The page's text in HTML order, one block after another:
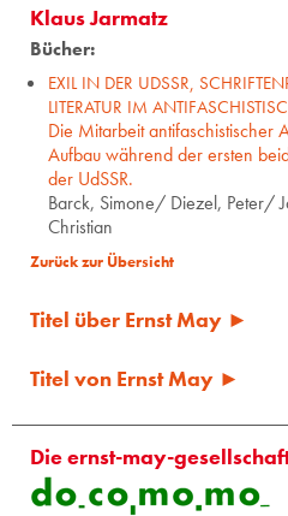
Klaus Jarmatz
Bücher:
EXIL IN DER UDSSR,
LITERATUR IM
Die Mitarbeit antifaschistischer
Aufbau während der ersten
der UdSSR.
Barck, Simone/ Diezel, Peter/
Christian
Zurück zur Übersicht
Titel über Ernst May ►
Titel von Ernst May ►
Die ernst-may-